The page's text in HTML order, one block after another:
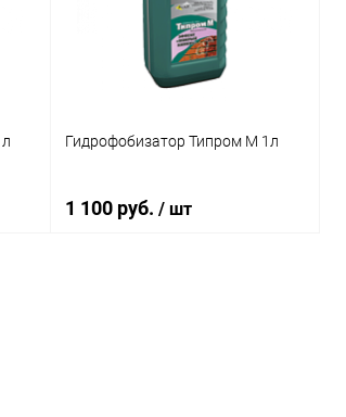
В избранное В наличии
Гидрофобизатор Типром М 1л
1 100 руб./ шт